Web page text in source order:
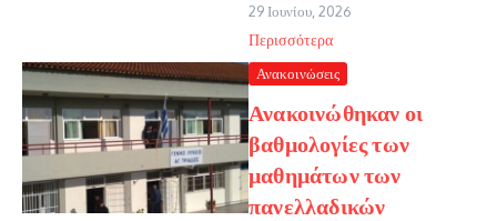
29 Ιουνίου, 2026
Περισσότερα
Ανακοινώσεις
Ανακοινώθηκαν οι
βαθμολογίες των
μαθημάτων των
πανελλαδικών